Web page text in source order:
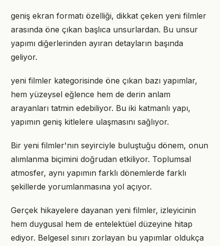
geniş ekran formatı özelliği, dikkat çeken yeni filmler
arasında öne çıkan başlıca unsurlardan. Bu unsur
yapımı diğerlerinden ayıran detayların başında
geliyor.
yeni filmler kategorisinde öne çıkan bazı yapımlar,
hem yüzeysel eğlence hem de derin anlam
arayanları tatmin edebiliyor. Bu iki katmanlı yapı,
yapımın geniş kitlelere ulaşmasını sağlıyor.
Bir yeni filmler'nın seyirciyle buluştuğu dönem, onun
alımlanma biçimini doğrudan etkiliyor. Toplumsal
atmosfer, aynı yapımın farklı dönemlerde farklı
şekillerde yorumlanmasına yol açıyor.
Gerçek hikayelere dayanan yeni filmler, izleyicinin
hem duygusal hem de entelektüel düzeyine hitap
ediyor. Belgesel sınırı zorlayan bu yapımlar oldukça